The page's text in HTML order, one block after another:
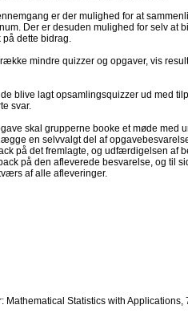
er der mulighed for at
Der er desuden mulighed for selv at
dette bidrag.
mindre quizzer og opgaver, vis
blive lagt opsamlingsquizzer ud med
svar.
skal grupperne booke et møde med
en selvvalgt del af
på det fremlagte, og udfærdigelsen af
på den afleverede besvarelse, og til
af alle afleveringer.
Mathematical Statistics with